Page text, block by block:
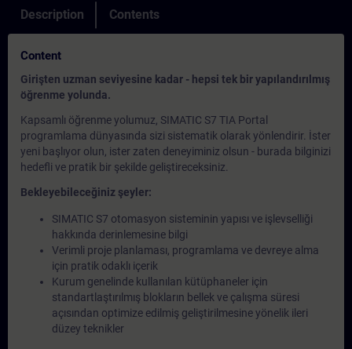
Description Contents
Content
Girişten uzman seviyesine kadar - hepsi tek bir yapılandırılmış
öğrenme yolunda.
Kapsamlı öğrenme yolumuz, SIMATIC S7 TIA Portal
programlama dünyasında sizi sistematik olarak yönlendirir. İster
yeni başlıyor olun, ister zaten deneyiminiz olsun - burada bilginizi
hedefli ve pratik bir şekilde geliştireceksiniz.
Bekleyebileceğiniz şeyler:
SIMATIC S7 otomasyon sisteminin yapısı ve işlevselliği
hakkında derinlemesine bilgi
Verimli proje planlaması, programlama ve devreye alma
için pratik odaklı içerik
Kurum genelinde kullanılan kütüphaneler için
standartlaştırılmış blokların bellek ve çalışma süresi
açısından optimize edilmiş geliştirilmesine yönelik ileri
düzey teknikler